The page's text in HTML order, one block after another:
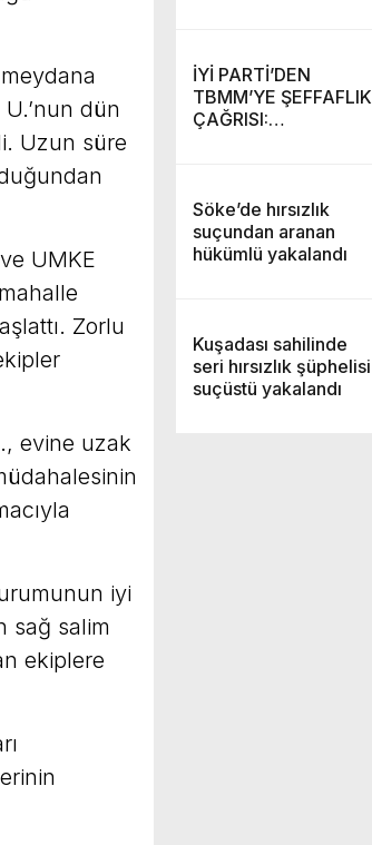
İYİ PARTİ’DEN
TBMM’YE ŞEFFAFLIK
ÇAĞRISI:
KOMİSYONDA
DUYULSUN”
Söke’de hırsızlık
suçundan aranan
hükümlü yakalandı
Kuşadası sahilinde
seri hırsızlık şüphelisi
suçüstü yakalandı
dün
Uzun süre
UMKE
Zorlu
evine uzak
iyi
sağ salim
ekiplere